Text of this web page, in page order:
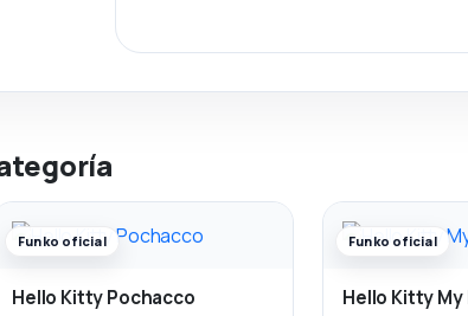
Funko oficial
Hello Kitty Pochacco
Funko oficial
Hello Kitty